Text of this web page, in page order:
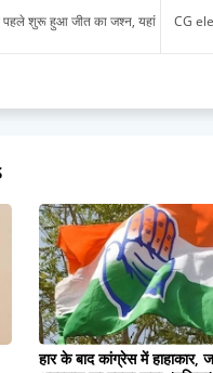
CG
शुरू हुआ जीत का जश्न, यहां
हार के बाद कांग्रेस में हाहाकार,